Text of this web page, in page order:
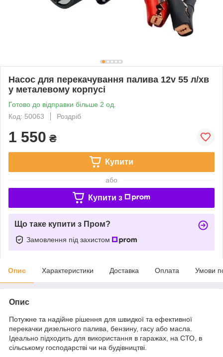
Насос для перекачування палива 12v 55 л/хв
у металевому корпусі
Готово до відправки більше 2 од.
Код: 50063
Роздріб
1 550 ₴
Купити
або
Купити з
Що таке купити з Пром?
Замовлення під захистом
Опис Характеристики Доставка Оплата Умови
Опис
Потужне та надійне рішення для швидкої та ефективної
перекачки дизельного палива, бензину, гасу або масла.
Ідеально підходить для використання в гаражах, на СТО, в
сільському господарстві чи на будівництві.